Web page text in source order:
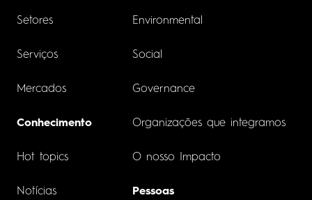
Setores
Serviços
Mercados
Conhecimento
Hot topics
Notícias
Environmental
Social
Governance
Organizações que integramos
O nosso Impacto
Pessoas